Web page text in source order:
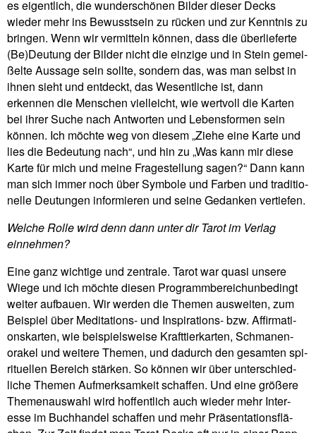
es eigent­lich, die wun­der­schönen Bilder dieser Decks
wieder mehr ins Bewusst­sein zu rücken und zur Kenntnis zu
bringen. Wenn wir ver­mit­teln können, dass die über­lie­ferte
(Be)Deutung der Bilder nicht die ein­zige und in Stein gemei­
ßelte Aus­sage sein sollte, son­dern das, was man selbst in
ihnen sieht und ent­deckt, das Wesent­liche ist, dann
erkennen die Men­schen viel­leicht, wie wert­voll die Karten
bei ihrer Suche nach Ant­worten und Lebens­formen sein
können. Ich möchte weg von diesem „Ziehe eine Karte und
lies die Bedeu­tung nach“, und hin zu „Was kann mir diese
Karte für mich und meine Fra­ge­stel­lung sagen?“ Dann kann
man sich immer noch über Sym­bole und Farben und tra­di­tio­
nelle Deu­tungen infor­mieren und seine Gedanken ver­tiefen.
Welche Rolle wird denn dann unter dir Tarot im Verlag
einnehmen?
Eine ganz wich­tige und zen­trale. Tarot war quasi unsere
Wiege und ich möchte diesen Pro­gramm­be­rei­chun­be­dingt
weiter auf­bauen. Wir werden die Themen aus­weiten, zum
Bei­spiel über Medi­ta­tions- und Inspi­ra­tions- bzw. Affir­ma­ti­
ons­karten, wie bei­spiels­weise Kraft­tier­karten, Schma­nen­
orakel und wei­tere Themen, und dadurch den gesamten spi­
ri­tu­ellen Bereich stärken. So können wir über unter­schied­
liche Themen Auf­merk­sam­keit schaffen. Und eine grö­ßere
The­men­aus­wahl wird hof­fent­lich auch wieder mehr Inter­
esse im Buch­handel schaffen und mehr Prä­sen­ta­ti­ons­flä­